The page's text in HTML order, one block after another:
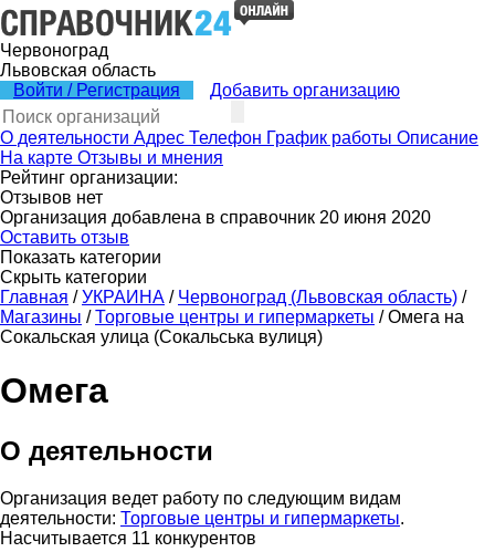
Червоноград
Львовская область
Войти / Регистрация
Добавить организацию
О деятельности Адрес Телефон График работы Описание
На карте Отзывы и мнения
Рейтинг организации:
Отзывов нет
Организация добавлена в справочник 20 июня 2020
Оставить отзыв
Показать категории
Скрыть категории
Главная / УКРАИНА / Червоноград (Львовская область) /
Магазины / Торговые центры и гипермаркеты / Омега на
Сокальская улица (Сокальська вулиця)
Омега
О деятельности
Организация ведет работу по следующим видам
деятельности: Торговые центры и гипермаркеты.
Насчитывается 11 конкурентов